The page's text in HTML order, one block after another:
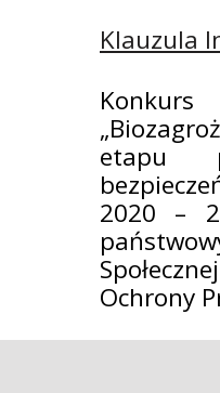
Klauzula
etapu
2020 –
Ochrony